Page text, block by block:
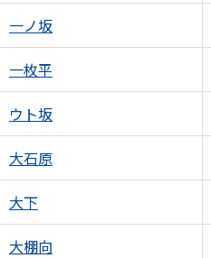
一ノ坂
一枚平
ウト坂
大石原
大下
大棚向